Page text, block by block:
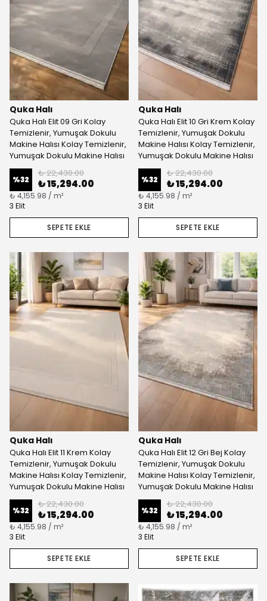
Quka Halı
Quka Halı Elit 09 Gri Kolay
Temizlenir, Yumuşak Dokulu
Makine Halısı Kolay Temizlenir,
Yumuşak Dokulu Makine Halısı
%32
₺ 22,430.00
₺ 15,294.00
₺ 4,155.98 / m²
3 Elit
SEPETE EKLE
Quka Halı
Quka Halı Elit 10 Gri Krem Kolay
Temizlenir, Yumuşak Dokulu
Makine Halısı Kolay Temizlenir,
Yumuşak Dokulu Makine Halısı
%32
₺ 22,430.00
₺ 15,294.00
₺ 4,155.98 / m²
3 Elit
SEPETE EKLE
Quka Halı
Quka Halı Elit 11 Krem Kolay
Temizlenir, Yumuşak Dokulu
Makine Halısı Kolay Temizlenir,
Yumuşak Dokulu Makine Halısı
%32
₺ 22,430.00
₺ 15,294.00
₺ 4,155.98 / m²
3 Elit
SEPETE EKLE
Quka Halı
Quka Halı Elit 12 Gri Bej Kolay
Temizlenir, Yumuşak Dokulu
Makine Halısı Kolay Temizlenir,
Yumuşak Dokulu Makine Halısı
%32
₺ 22,430.00
₺ 15,294.00
₺ 4,155.98 / m²
3 Elit
SEPETE EKLE